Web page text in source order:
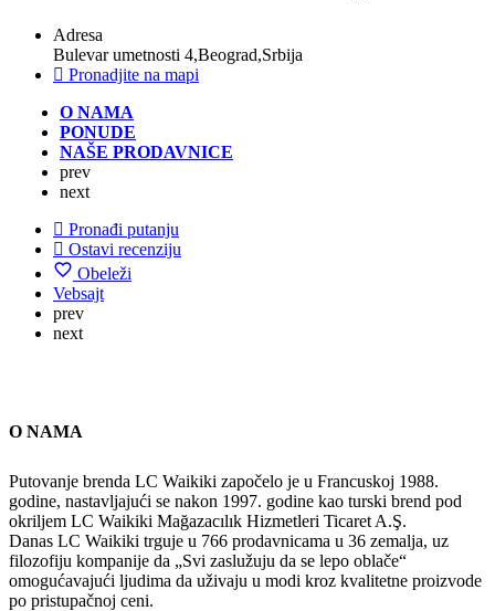
Adresa
Bulevar umetnosti 4,Beograd,Srbija
Pronadjite na mapi
O NAMA
PONUDE
NAŠE PRODAVNICE
prev
next
Pronađi putanju
Ostavi recenziju
Obeleži
Vebsajt
prev
next
O NAMA
Putovanje brenda LC Waikiki započelo je u Francuskoj 1988.
godine, nastavljajući se nakon 1997. godine kao turski brend pod
okriljem LC Waikiki Mağazacılık Hizmetleri Ticaret A.Ş.
Danas LC Waikiki trguje u 766 prodavnicama u 36 zemalja, uz
filozofiju kompanije da „Svi zaslužuju da se lepo oblače“
omogućavajući ljudima da uživaju u modi kroz kvalitetne proizvode
po pristupačnoj ceni.